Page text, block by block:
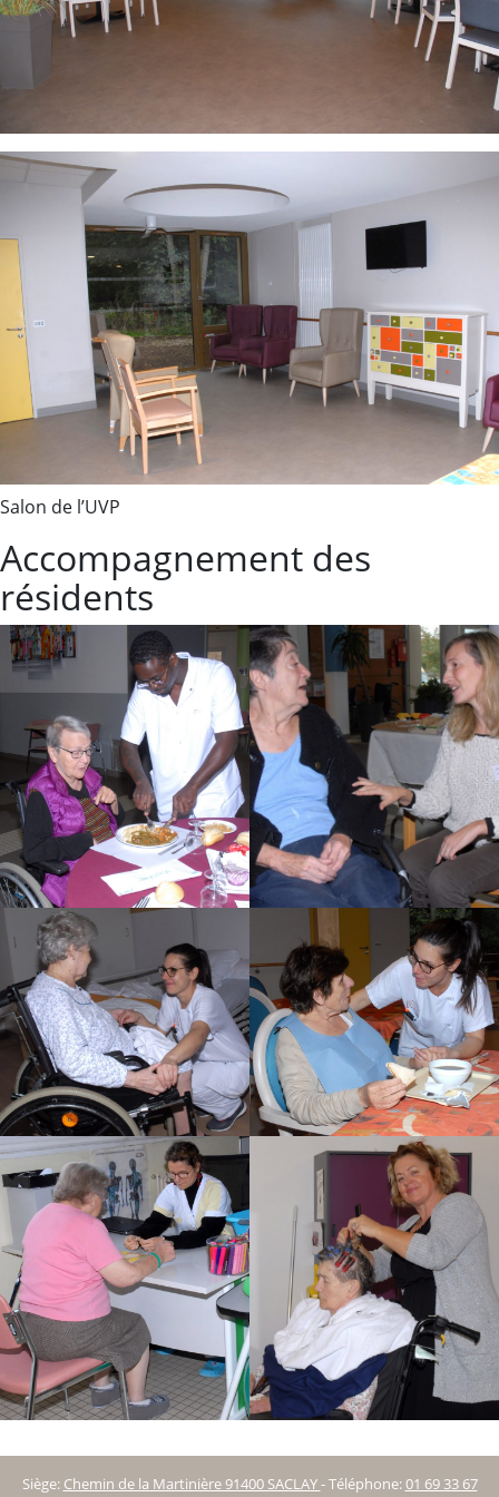
Documents pour tous
Documents professionnels
Recrutements
Actualités
Contact
Salon de l’UVP
Accompagnement des
résidents
Siège: Chemin de la Martinière 91400 SACLAY-Téléphone:01 69 33 67